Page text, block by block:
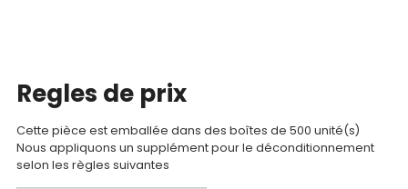
Contact
Regles de prix
Cette pièce est emballée dans des boîtes de 500 unité(s)
Nous appliquons un supplément pour le déconditionnement
selon les règles suivantes